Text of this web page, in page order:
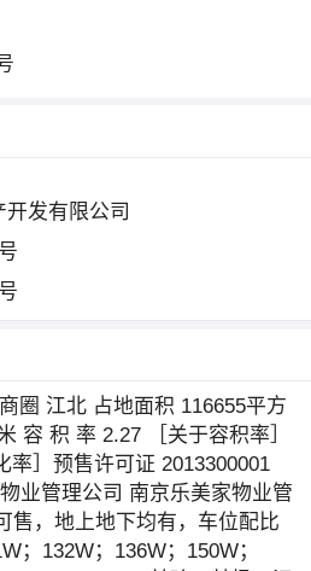
发有限公司
圈 江北 占地面积 116655平方
容 积 率 2.27 ［关于容积率］
率］预售许可证 2013300001
业管理公司 南京乐美家物业管
售，地上地下均有，车位配比
；132W；136W；150W；